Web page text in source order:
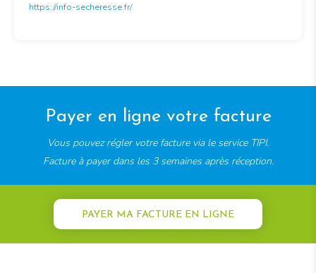
https://info-secheresse.fr/
Payer en ligne votre facture
Vous pouvez régler votre facture via le service TIPI.
Facture à payer dans les 3 semaines après réception.
PAYER MA FACTURE EN LIGNE